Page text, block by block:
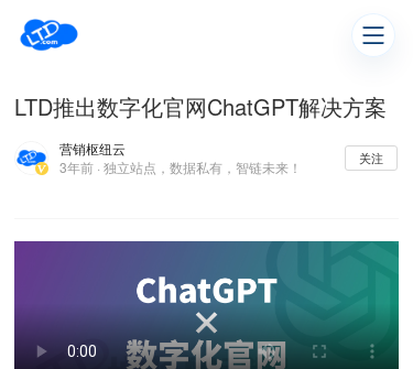
LTD推出数字化官网ChatGPT解决方案
营销枢纽云
3年前 · 独立站点，数据私有，智链未来！
关注